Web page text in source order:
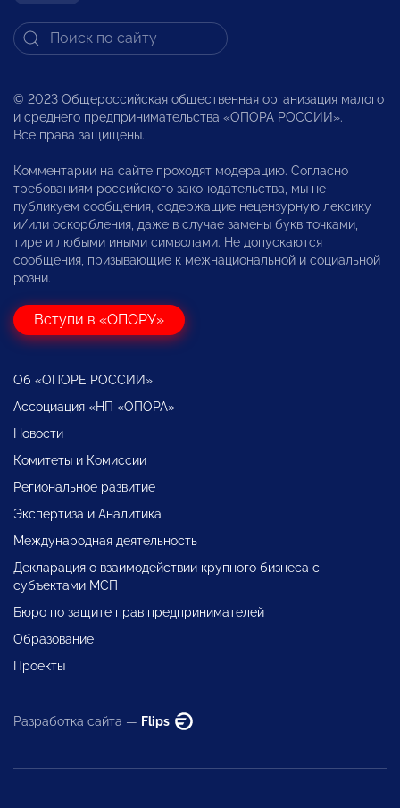
© 2023 Общероссийская общественная организация малого
и среднего предпринимательства «ОПОРА РОССИИ».
Все права защищены.
Комментарии на сайте проходят модерацию. Согласно
требованиям российского законодательства, мы не
публикуем сообщения, содержащие нецензурную лексику
и/или оскорбления, даже в случае замены букв точками,
тире и любыми иными символами. Не допускаются
сообщения, призывающие к межнациональной и социальной
розни.
Вступи в «ОПОРУ»
Об «ОПОРЕ РОССИИ»
Ассоциация «НП «ОПОРА»
Новости
Комитеты и Комиссии
Региональное развитие
Экспертиза и Аналитика
Международная деятельность
Декларация о взаимодействии крупного бизнеса с
субъектами МСП
Бюро по защите прав предпринимателей
Образование
Проекты
Разработка сайта — Flips